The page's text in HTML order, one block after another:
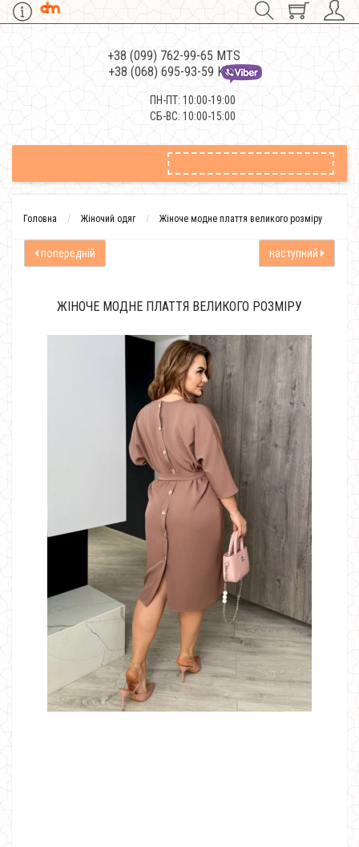
+38 (099) 762-99-65 MTS
+38 (068) 695-93-59 Kievstar
ПН-ПТ: 10:00-19:00
СБ-ВС: 10:00-15:00
Головна Жіночий одяг Жіноче модне плаття великого розміру
попередній наступний
ЖІНОЧЕ МОДНЕ ПЛАТТЯ ВЕЛИКОГО РОЗМІРУ